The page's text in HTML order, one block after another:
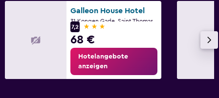
Galleon House Hotel
31 Kongen Gade, Saint Thomas
7,2
3 Sterne
68 €
Hotelangebote
anzeigen